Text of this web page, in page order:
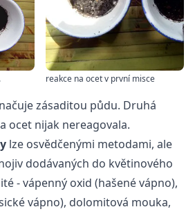
reakce na ocet v první misce
zásaditou půdu. Druhá
ocet nijak nereagovala.
lze osvědčenými metodami, ale
dodávaných do květinového
- vápenný oxid (hašené vápno),
vápno), dolomitová mouka,